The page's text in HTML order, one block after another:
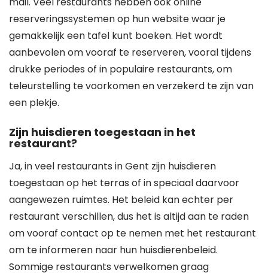
reserveringssystemen op hun website waar je
gemakkelijk een tafel kunt boeken. Het wordt
aanbevolen om vooraf te reserveren, vooral tijdens
drukke periodes of in populaire restaurants, om
teleurstelling te voorkomen en verzekerd te zijn van
een plekje.
Zijn huisdieren toegestaan in het
restaurant?
Ja, in veel restaurants in Gent zijn huisdieren
toegestaan op het terras of in speciaal daarvoor
aangewezen ruimtes. Het beleid kan echter per
restaurant verschillen, dus het is altijd aan te raden
om vooraf contact op te nemen met het restaurant
om te informeren naar hun huisdierenbeleid.
Sommige restaurants verwelkomen graag